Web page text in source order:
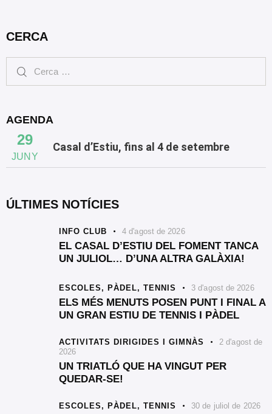
CERCA
AGENDA
29
JUNY
Casal d’Estiu, fins al 4 de setembre
ÚLTIMES NOTÍCIES
INFO CLUB 4 d'agost de 2026
EL CASAL D’ESTIU DEL FOMENT TANCA
UN JULIOL… D’UNA ALTRA GALÀXIA!
ESCOLES, PÀDEL, TENNIS 3 d'agost de 2026
ELS MÉS MENUTS POSEN PUNT I FINAL A
UN GRAN ESTIU DE TENNIS I PÀDEL
ACTIVITATS DIRIGIDES I GIMNÀS
2 d'agost de
2026
UN TRIATLÓ QUE HA VINGUT PER
QUEDAR-SE!
ESCOLES, PÀDEL, TENNIS 30 de juliol de 2026